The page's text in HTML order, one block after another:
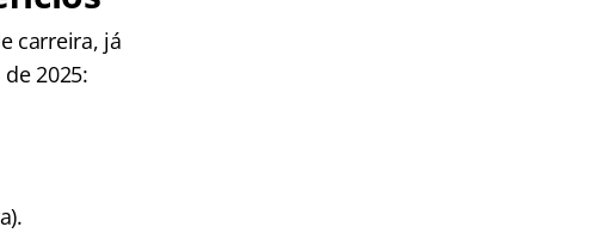
carreira, já
2025: